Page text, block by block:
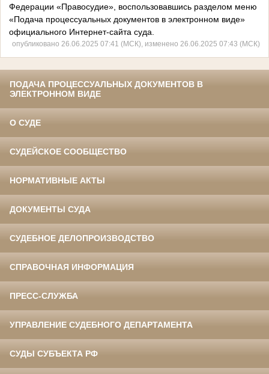
Федерации «Правосудие», воспользовавшись разделом меню
«Подача процессуальных документов в электронном виде»
официального Интернет-сайта суда.
опубликовано 26.06.2025 07:41 (МСК), изменено 26.06.2025 07:43 (МСК)
ПОДАЧА ПРОЦЕССУАЛЬНЫХ ДОКУМЕНТОВ В
ЭЛЕКТРОННОМ ВИДЕ
О СУДЕ
СУДЕЙСКОЕ СООБЩЕСТВО
НОРМАТИВНЫЕ АКТЫ
ДОКУМЕНТЫ СУДА
СУДЕБНОЕ ДЕЛОПРОИЗВОДСТВО
СПРАВОЧНАЯ ИНФОРМАЦИЯ
ПРЕСС-СЛУЖБА
УПРАВЛЕНИЕ СУДЕБНОГО ДЕПАРТАМЕНТА
СУДЫ СУБЪЕКТА РФ